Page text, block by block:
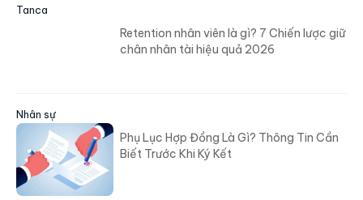
Tanca
Retention nhân viên là gì? 7 Chiến lược giữ
chân nhân tài hiệu quả 2026
Nhân sự
Phụ Lục Hợp Đồng Là Gì? Thông Tin Cần
Biết Trước Khi Ký Kết